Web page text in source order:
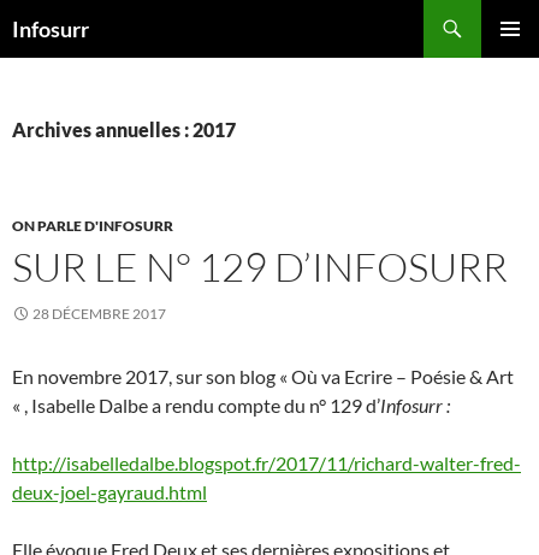
auInfosurr
Archives annuelles : 2017
ON PARLE D'INFOSURR
SUR LE N° 129 D’INFOSURR
28 DÉCEMBRE 2017
En novembre 2017, sur son blog « Où va Ecrire – Poésie & Art
« , Isabelle Dalbe a rendu compte du n° 129 d’Infosurr :
http://isabelledalbe.blogspot.fr/2017/11/richard-walter-fred-
deux-joel-gayraud.html
Elle évoque Fred Deux et ses dernières expositions et